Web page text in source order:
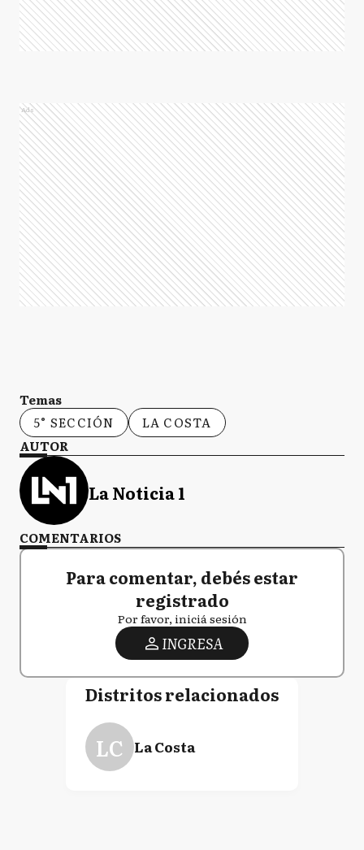
Ads
Temas
5° SECCIÓN
LA COSTA
AUTOR
La Noticia 1
COMENTARIOS
Para comentar, debés estar
registrado
Por favor, iniciá sesión
INGRESA
Distritos relacionados
LC La Costa